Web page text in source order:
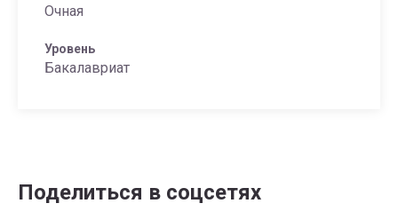
Очная
Уровень
Бакалавриат
Поделиться в соцсетях